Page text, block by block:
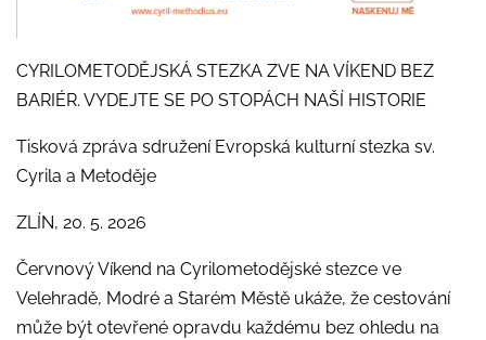
CYRILOMETODĚJSKÁ STEZKA ZVE NA VÍKEND BEZ
BARIÉR. VYDEJTE SE PO STOPÁCH NAŠÍ HISTORIE
Tisková zpráva sdružení Evropská kulturní stezka sv.
Cyrila a Metoděje
ZLÍN, 20. 5. 2026
Červnový Víkend na Cyrilometodějské stezce ve
Velehradě, Modré a Starém Městě ukáže, že cestování
může být otevřené opravdu každému bez ohledu na